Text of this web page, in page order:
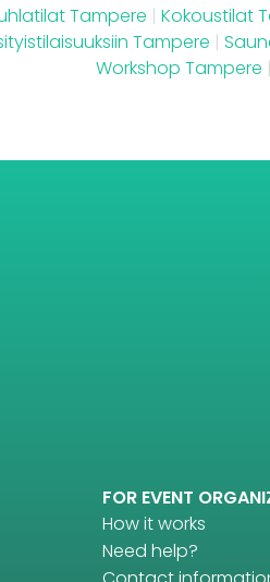
Tampere | Kokoustilat
Tampere |
Workshop Tampere |
FOR EVENT
How it works
Need help?